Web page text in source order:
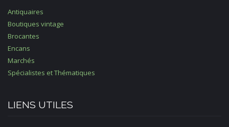
Antiquaires
Boutiques vintage
Brocantes
Encans
Marchés
Spécialistes et Thématiques
LIENS UTILES